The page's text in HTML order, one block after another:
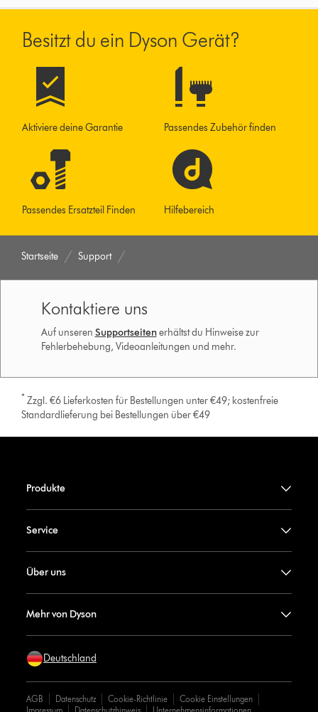
Besitzt du ein Dyson Gerät?
Aktiviere deine Garantie Passendes Zubehör finden
Passendes Ersatzteil Finden Hilfebereich
Startseite Support
Kontaktiere uns
Auf unseren Supportseiten erhältst du Hinweise zur
Fehlerbehebung, Videoanleitungen und mehr.
* Zzgl. €6 Lieferkosten für Bestellungen unter €49; kostenfreie
Standardlieferung bei Bestellungen über €49
Produkte
Service
Über uns
Mehr von Dyson
Deutschland
AGB Datenschutz Cookie-Richtlinie
Cookie Einstellungen